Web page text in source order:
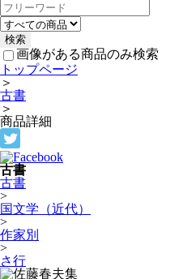
画像がある商品のみ検索
トップページ
＞
古書
＞
商品詳細
古書
古書
>
国文学（近代）
>
作家別
>
さ行